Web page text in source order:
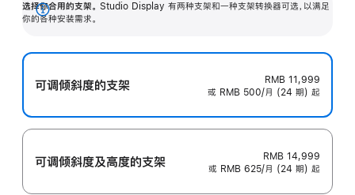
选择你合用的支架。 Studio Display 有两种支架和一种支架转换器可选，以满足
你的各种安装需求。
展
可调倾斜度的支架
RMB 11,999
或 RMB 500/月 (24 期) 起
可调倾斜度及高‍度的支‍架
RMB 14,999
或 RMB 625/月 (24 期) 起